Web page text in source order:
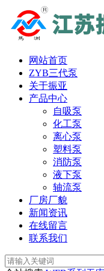
网站首页
ZYB三代泵
关于振亚
产品中心
自吸泵
化工泵
离心泵
塑料泵
消防泵
液下泵
轴流泵
厂房厂貌
新闻资讯
在线留言
联系我们